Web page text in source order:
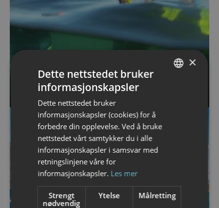
Snorkling og dykking i Lofoten
×
Dette nettstedet bruker
informasjonskapsler
Dette nettstedet bruker
informasjonskapsler (cookies) for å
forbedre din opplevelse. Ved å bruke
nettstedet vårt samtykker du i alle
informasjonskapsler i samsvar med
retningslinjene våre for
informasjonskapsler. Les mer
Strengt
nødvendig
Ytelse Målretting